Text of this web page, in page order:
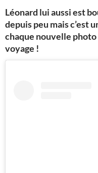
Léonard lui aussi est
depuis peu mais c’est
chaque nouvelle
voyage !